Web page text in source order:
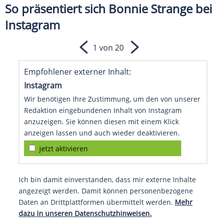
So präsentiert sich Bonnie Strange bei
Instagram
Empfohlener externer Inhalt:
Instagram
Wir benötigen Ihre Zustimmung, um den von unserer
Redaktion eingebundenen Inhalt von Instagram
anzuzeigen. Sie können diesen mit einem Klick
anzeigen lassen und auch wieder deaktivieren.
jetzt aktivieren
Ich bin damit einverstanden, dass mir externe Inhalte
angezeigt werden. Damit können personenbezogene
Daten an Drittplattformen übermittelt werden. Mehr
dazu in unseren Datenschutzhinweisen.
1 von 20